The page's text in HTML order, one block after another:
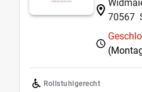
70567
Rollstuhlgerecht